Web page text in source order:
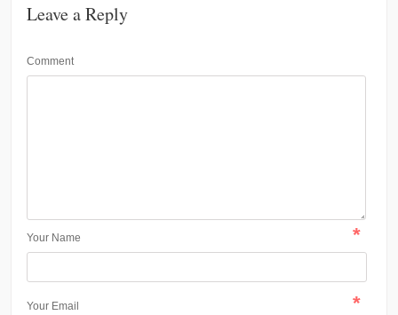
Leave a Reply
Comment
Your Name *
Your Email *